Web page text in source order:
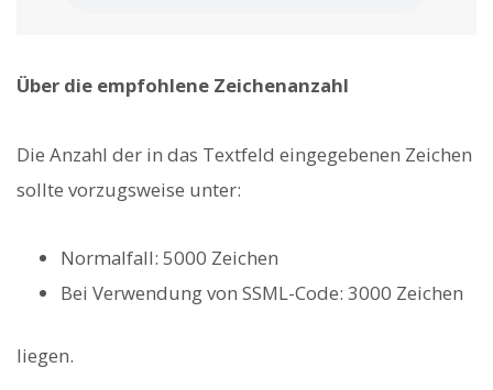
Über die empfohlene Zeichenanzahl
Die Anzahl der in das Textfeld eingegebenen Zeichen
sollte vorzugsweise unter:
Normalfall: 5000 Zeichen
Bei Verwendung von SSML-Code: 3000 Zeichen
liegen.